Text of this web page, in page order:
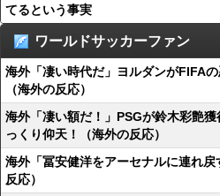
てるという事実
ワールドサッカーファン
海外「凄い時代だ」ヨルダンがFIFA
（海外の反応）
海外「凄い額だ！」PSGが鈴木彩艶
っくり仰天！（海外の反応）
海外「冨安健洋をアーセナルに連れ
反応）